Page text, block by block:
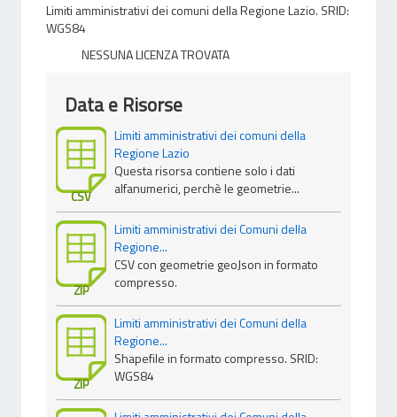
Limiti amministrativi dei comuni della Regione Lazio. SRID:
WGS84
NESSUNA LICENZA TROVATA
Data e Risorse
CSV
Limiti amministrativi dei comuni della
Regione Lazio
Questa risorsa contiene solo i dati
alfanumerici, perchè le geometrie...
ZIP
Limiti amministrativi dei Comuni della
Regione...
CSV con geometrie geoJson in formato
compresso.
ZIP
Limiti amministrativi dei Comuni della
Regione...
Shapefile in formato compresso. SRID:
WGS84